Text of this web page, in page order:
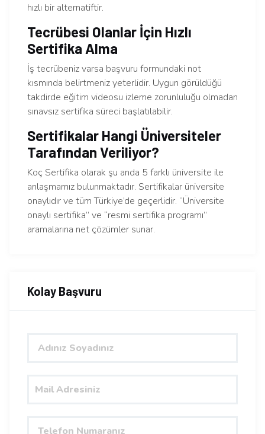
hızlı bir alternatiftir.
Tecrübesi Olanlar İçin Hızlı
Sertifika Alma
İş tecrübeniz varsa başvuru formundaki not
kısmında belirtmeniz yeterlidir. Uygun görüldüğü
takdirde eğitim videosu izleme zorunluluğu olmadan
sınavsız sertifika süreci başlatılabilir.
Sertifikalar Hangi Üniversiteler
Tarafından Veriliyor?
Koç Sertifika olarak şu anda 5 farklı üniversite ile
anlaşmamız bulunmaktadır. Sertifikalar üniversite
onaylıdır ve tüm Türkiye’de geçerlidir. “Üniversite
onaylı sertifika” ve “resmi sertifika programı”
aramalarına net çözümler sunar.
Kolay Başvuru